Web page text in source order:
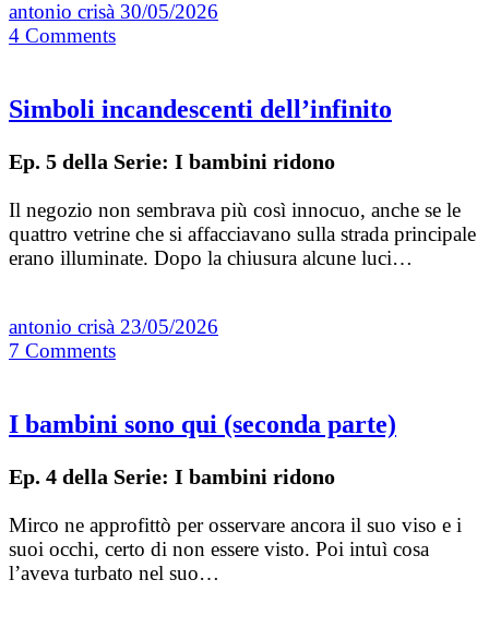
antonio crisà 30/05/2026
4 Comments
Simboli incandescenti dell’infinito
Ep. 5 della Serie: I bambini ridono
Il negozio non sembrava più così innocuo, anche se le
quattro vetrine che si affacciavano sulla strada principale
erano illuminate. Dopo la chiusura alcune luci…
antonio crisà 23/05/2026
7 Comments
I bambini sono qui (seconda parte)
Ep. 4 della Serie: I bambini ridono
Mirco ne approfittò per osservare ancora il suo viso e i
suoi occhi, certo di non essere visto. Poi intuì cosa
l’aveva turbato nel suo…